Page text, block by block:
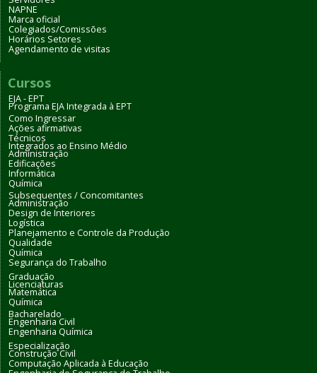
NAPNE
Marca oficial
Colegiados/Comissões
Horários Setores
Agendamento de visitas
Cursos
EJA - EPT
Programa EJA Integrada à EPT
Como Ingressar
Ações afirmativas
Técnicos
Integrados ao Ensino Médio
Administração
Edificações
Informática
Química
Subsequentes / Concomitantes
Administração
Design de Interiores
Logística
Planejamento e Controle da Produção
Qualidade
Química
Segurança do Trabalho
Graduação
Licenciaturas
Matemática
Química
Bacharelado
Engenharia Civil
Engenharia Química
Especialização
Construção Civil
Computação Aplicada à Educação